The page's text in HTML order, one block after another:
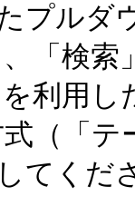
プルダ
「検
利用
（「
てくだ